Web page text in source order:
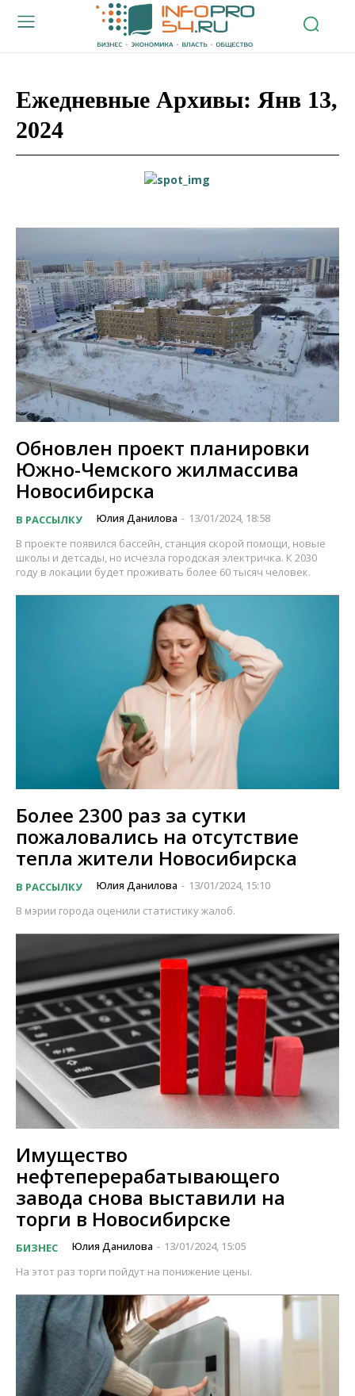
Ежедневные Архивы: Янв 13,
2024
Обновлен проект планировки
Южно-Чемского жилмассива
Новосибирска
В РАССЫЛКУ Юлия Данилова - 13/01/2024, 18:58
В проекте появился бассейн, станция скорой помощи, новые
школы и детсады, но исчезла городская электричка. К 2030
году в локации будет проживать более 60 тысяч человек.
Более 2300 раз за сутки
пожаловались на отсутствие
тепла жители Новосибирска
В РАССЫЛКУ Юлия Данилова - 13/01/2024, 15:10
В мэрии города оценили статистику жалоб.
Имущество
нефтеперерабатывающего
завода снова выставили на
торги в Новосибирске
БИЗНЕС Юлия Данилова - 13/01/2024, 15:05
На этот раз торги пойдут на понижение цены.